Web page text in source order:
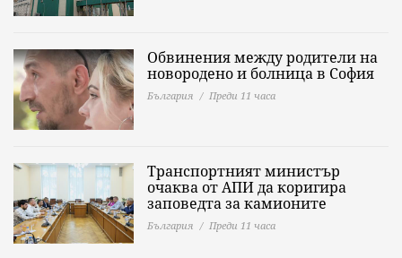
Обвинения между родители на
новородено и болница в София
България Преди 11 часа
Транспортният министър
очаква от АПИ да коригира
заповедта за камионите
България Преди 11 часа